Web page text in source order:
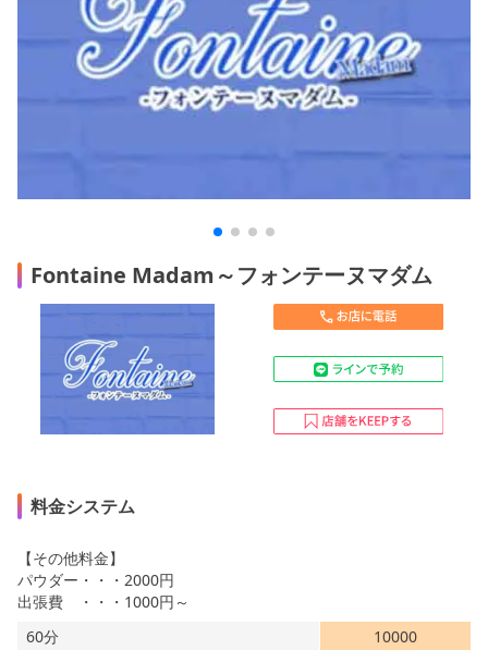
Fontaine Madam～フォンテーヌマダム
料金システム
【その他料金】
パウダー・・・2000円
出張費 ・・・1000円～
60分
10000